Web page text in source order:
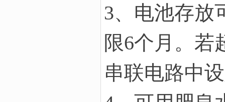
3、电池存放
限6个月。若
串联电路中